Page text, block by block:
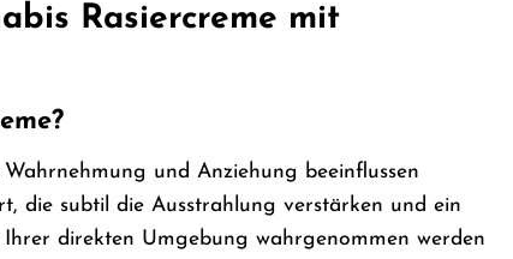
Rasiercreme mit
und Anziehung beeinflussen
die subtil die Ausstrahlung verstärken und ein
direkten Umgebung wahrgenommen werden